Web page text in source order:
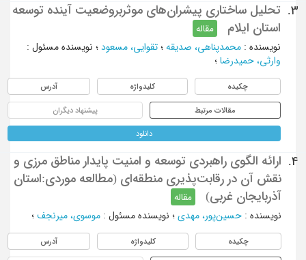
3.
تحلیل ساختاری پیشران‌های موثربروضعیت آینده توسعه
استان ایلام
مقاله
نویسنده: محمدپناهی، صدیقه؛ تقوایی، مسعود؛ نویسنده مسئول :
وارثی، حمیدرضا؛
چکیده کلیدواژه آدرس
مقالات مرتبط پیشنهاد دیگران
دانلود
4.
ارائه الگوی راهبردی توسعه و امنیت پایدار مناطق مرزی و
نقش آن در رقابت‌پذیری منطقه‌ای (مطالعه موردی:استان
آذربایجان غربی)
مقاله
نویسنده: حسین‌پور، مهدی؛ نویسنده مسئول : موسوی، میرنجف؛
چکیده کلیدواژه آدرس